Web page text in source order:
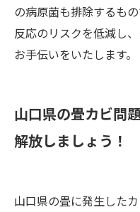
の病原菌も排除するも
反応のリスクを低減し
お手伝いをいたします。
山口県の畳カビ問
解放しましょう！
山口県の畳に発生した